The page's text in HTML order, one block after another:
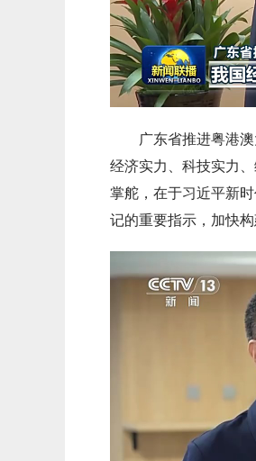
广东省推进粤港
经济实力、科技实力
掌舵，在于习近平新
记的重要指示，加快